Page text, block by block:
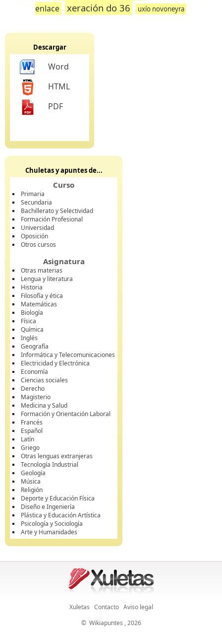
enlace
xeración do 36 uxío novoneyra
Descargar
Word
HTML
PDF
Chuletas y apuntes de...
Curso
Primaria
Secundaria
Bachillerato y Selectividad
Formación Profesional
Universidad
Oposición
Otros cursos
Asignatura
Otras materias
Lengua y literatura
Historia
Filosofía y ética
Matemáticas
Biología
Física
Química
Inglés
Geografía
Informática y Telecomunicaciones
Electricidad y Electrónica
Economía
Ciencias sociales
Derecho
Magisterio
Medicina y Salud
Formación y Orientación Laboral
Francés
Español
Latín
Griego
Otras lenguas extranjeras
Tecnología Industrial
Geología
Música
Religión
Deporte y Educación Física
Diseño e Ingeniería
Plástica y Educación Artística
Psicología y Sociología
Arte y Humanidades
Xuletas Contacto Aviso legal
© Wikiapuntes , 2026